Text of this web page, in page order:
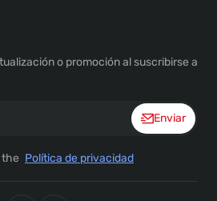
o promoción al suscribirse a
Enviar
the Política de privacidad